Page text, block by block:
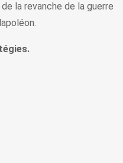
la revanche de la guerre